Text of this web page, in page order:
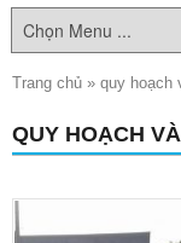
Trang chủ » quy hoạch
QUY HOẠCH